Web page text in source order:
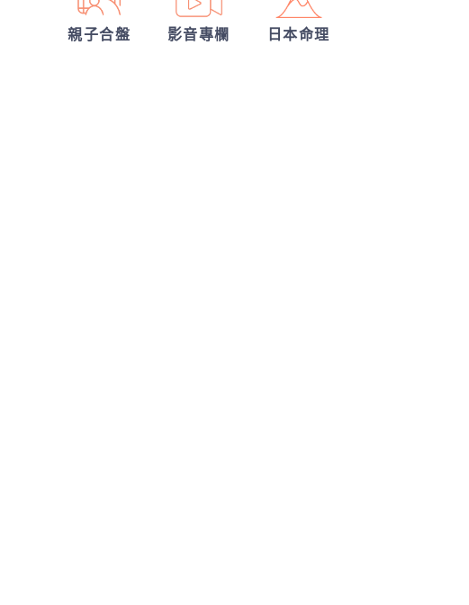
親子合盤 影音專欄 日本命理